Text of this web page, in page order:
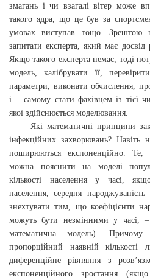
змагань і чи взагалі вітер може
такого ядра, що це був за
умовах виступав тощо. Зрештою
запитати експерта, який має досвід
Якщо такого експерта немає, тоді
модель, калібрувати її,
параметри, виконати обчислення,
і… самому стати фахівцем із тієї
якої здійснюється моделювання.
Які математичні принципи
інфекційних захворювань? Навіть
поширюються експоненційно. Те,
можна пояснити на моделі
кількості населення у часі,
населення, середня
знехтувати тим, що коефіцієнти
можуть бути незмінними у часі,
математична модель).
пропорційний наявній
диференційне рівняння з
експоненційного зростання